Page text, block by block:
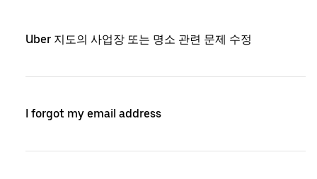
Uber 지도의 사업장 또는 명소 관련 문제 수정
I forgot my email address